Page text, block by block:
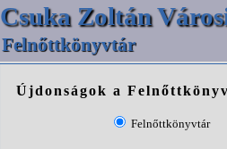
Csuka Zoltán
Felnőttkönyvtár
Újdonságok a
Felnőttkönyvtár